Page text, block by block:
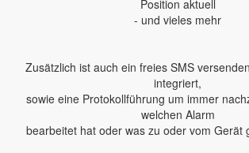
Position aktuell
- und vieles mehr
Zusätzlich ist auch ein freies SMS
integriert,
sowie eine Protokollführung um immer
welchen Alarm
bearbeitet hat oder was zu oder vom Gerät